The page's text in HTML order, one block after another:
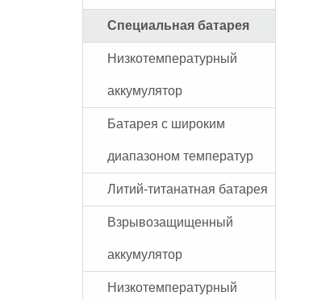
Специальная батарея
Низкотемпературный
аккумулятор
Батарея с широким
диапазоном температур
Литий-титанатная батарея
Взрывозащищенный
аккумулятор
Низкотемпературный